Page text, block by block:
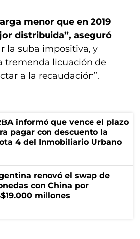
menor que en 2019
distribuida”, aseguró
la suba impositiva, y
tremenda licuación de
a la recaudación”.
informó que vence el plazo
pagar con descuento la
4 del Inmobiliario Urbano
renovó el swap de
con China por
millones